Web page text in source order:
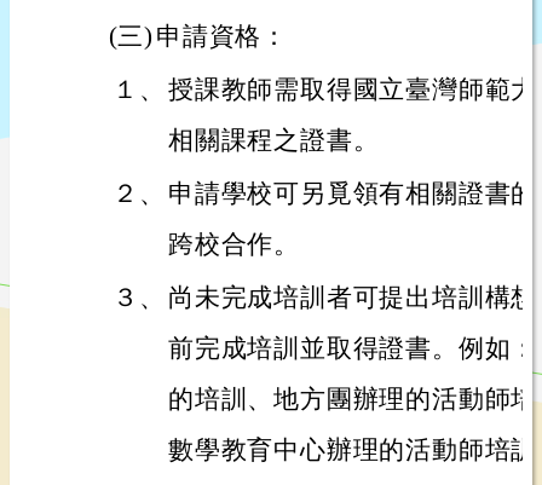
(三) 申請資格：
１、 授課教師需取得國立臺灣師範
相關課程之證書。
２、
申請學校可另覓領有相關證書
跨校合作。
３、
尚未完成培訓者可提出培訓構
前完成培訓並取得證書。例如
的培訓、地方團辦理的活動師
數學教育中心辦理的活動師培